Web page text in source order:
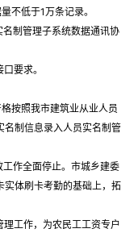
不低于1万条记录。
制管理子系统数据通讯协
要求。
按照我市建筑业从业人员
名制信息录入人员实名制管
作全面停止。市城乡建委
实体刷卡考勤的基础上，拓
工作，为农民工工资专户